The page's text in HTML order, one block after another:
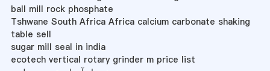
ball mill rock phosphate
Tshwane South Africa Africa calcium carbonate shaking
table sell
sugar mill seal in india
ecotech vertical rotary grinder m price list